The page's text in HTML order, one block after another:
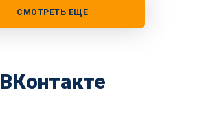
СМОТРЕТЬ ЕЩЕ
ВКонтакте